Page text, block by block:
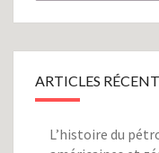
ARTICLES
L’histoire du